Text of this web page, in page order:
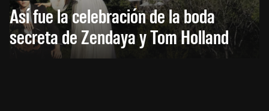
Así fue la celebración de la boda
secreta de Zendaya y Tom Holland